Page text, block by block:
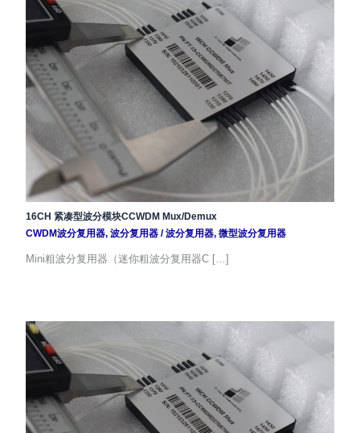
16CH 紧凑型波分模块CCWDM Mux/Demux
CWDM波分复用器, 波分复用器/波分复用器, 微型波分复用器
Mini粗波分复用器（迷你粗波分复用器C […]